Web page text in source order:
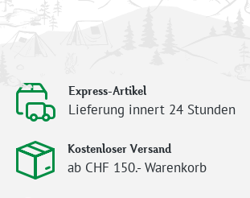
Express-Artikel
Lieferung innert 24 Stunden
Kostenloser Versand
ab CHF 150.- Warenkorb